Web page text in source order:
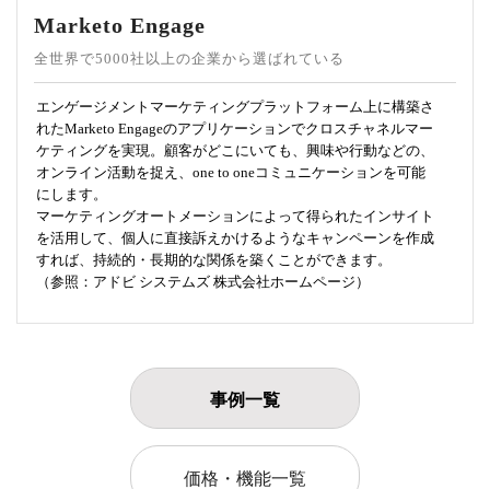
Marketo Engage
全世界で5000社以上の企業から選ばれている
エンゲージメントマーケティングプラットフォーム上に構築さ
れたMarketo Engageのアプリケーションでクロスチャネルマー
ケティングを実現。顧客がどこにいても、興味や行動などの、
オンライン活動を捉え、one to oneコミュニケーションを可能
にします。
マーケティングオートメーションによって得られたインサイト
を活用して、個人に直接訴えかけるようなキャンペーンを作成
すれば、持続的・長期的な関係を築くことができます。
（参照：アドビ システムズ 株式会社ホームページ）
事例一覧
価格・機能一覧